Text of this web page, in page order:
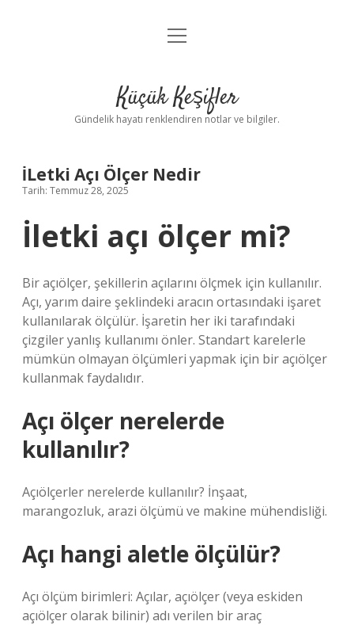
Anasayfa
Yasal Uyarı
menüyü
Küçük Keşifler
Gündelik hayatı renklendiren notlar ve bilgiler.
İLetki Açı Ölçer Nedir
Tarih: Temmuz 28, 2025
İletki açı ölçer mi?
Bir açıölçer, şekillerin açılarını ölçmek için kullanılır.
Açı, yarım daire şeklindeki aracın ortasındaki işaret
kullanılarak ölçülür. İşaretin her iki tarafındaki
çizgiler yanlış kullanımı önler. Standart karelerle
mümkün olmayan ölçümleri yapmak için bir açıölçer
kullanmak faydalıdır.
Açı ölçer nerelerde
kullanılır?
Açıölçerler nerelerde kullanılır? İnşaat,
marangozluk, arazi ölçümü ve makine mühendisliği.
Açı hangi aletle ölçülür?
Açı ölçüm birimleri: Açılar, açıölçer (veya eskiden
açıölçer olarak bilinir) adı verilen bir araç